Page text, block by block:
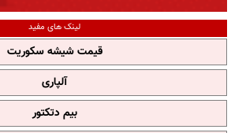
لینک های مفید
قیمت شیشه سکوریت
آلپاری
بیم دتکتور